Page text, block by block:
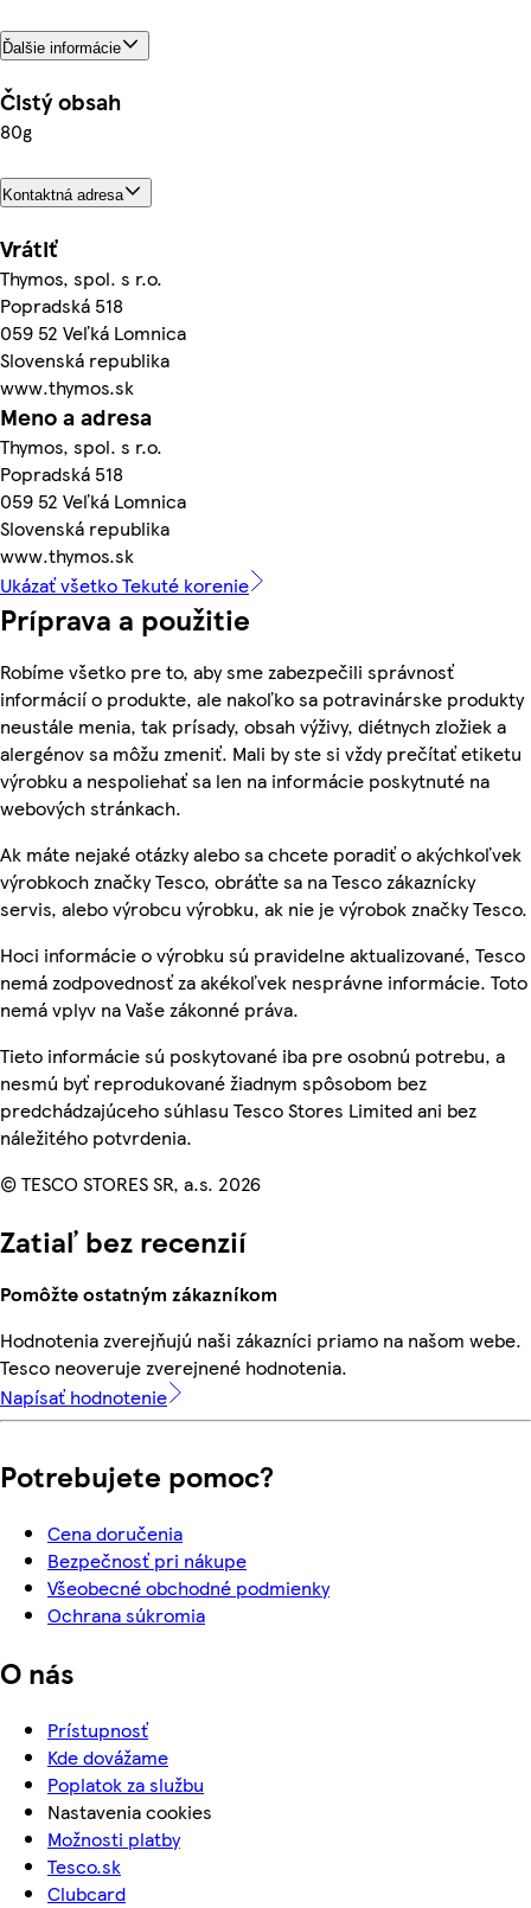
Ďalšie informácie
Čistý obsah
80g
Kontaktná adresa
Vrátiť
Thymos, spol. s r.o.
Popradská 518
059 52 Veľká Lomnica
Slovenská republika
www.thymos.sk
Meno a adresa
Thymos, spol. s r.o.
Popradská 518
059 52 Veľká Lomnica
Slovenská republika
www.thymos.sk
Ukázať všetko Tekuté korenie
Príprava a použitie
Robíme všetko pre to, aby sme zabezpečili správnosť
informácií o produkte, ale nakoľko sa potravinárske produkty
neustále menia, tak prísady, obsah výživy, diétnych zložiek a
alergénov sa môžu zmeniť. Mali by ste si vždy prečítať etiketu
výrobku a nespoliehať sa len na informácie poskytnuté na
webových stránkach.
Ak máte nejaké otázky alebo sa chcete poradiť o akýchkoľvek
výrobkoch značky Tesco, obráťte sa na Tesco zákaznícky
servis, alebo výrobcu výrobku, ak nie je výrobok značky Tesco.
Hoci informácie o výrobku sú pravidelne aktualizované, Tesco
nemá zodpovednosť za akékoľvek nesprávne informácie. Toto
nemá vplyv na Vaše zákonné práva.
Tieto informácie sú poskytované iba pre osobnú potrebu, a
nesmú byť reprodukované žiadnym spôsobom bez
predchádzajúceho súhlasu Tesco Stores Limited ani bez
náležitého potvrdenia.
© TESCO STORES SR, a.s. 2026
Zatiaľ bez recenzií
Pomôžte ostatným zákazníkom
Hodnotenia zverejňujú naši zákazníci priamo na našom webe.
Tesco neoveruje zverejnené hodnotenia.
Napísať hodnotenie
Potrebujete pomoc?
Cena doručenia
Bezpečnosť pri nákupe
Všeobecné obchodné podmienky
Ochrana súkromia
O nás
Prístupnosť
Kde dovážame
Poplatok za službu
Nastavenia cookies
Možnosti platby
Tesco.sk
Clubcard